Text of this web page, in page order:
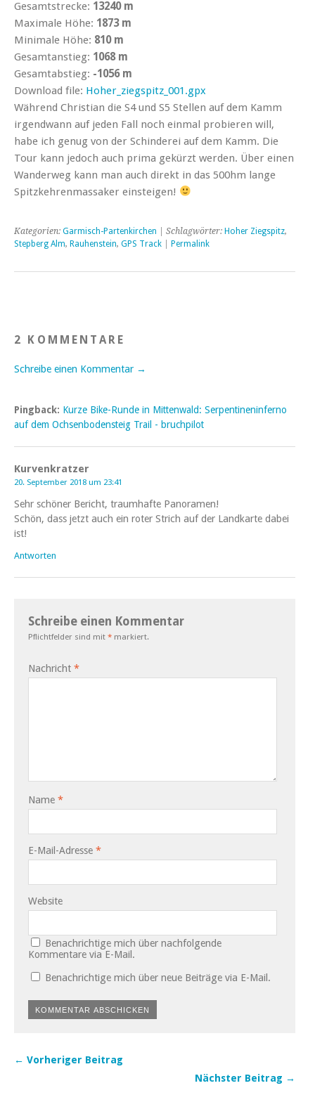
Gesamtstrecke: 13240 m
Maximale Höhe: 1873 m
Minimale Höhe: 810 m
Gesamtanstieg: 1068 m
Gesamtabstieg: -1056 m
Download file: Hoher_ziegspitz_001.gpx
Während Christian die S4 und S5 Stellen auf dem Kamm
irgendwann auf jeden Fall noch einmal probieren will,
habe ich genug von der Schinderei auf dem Kamm. Die
Tour kann jedoch auch prima gekürzt werden. Über einen
Wanderweg kann man auch direkt in das 500hm lange
Spitzkehrenmassaker einsteigen!
Kategorien: Garmisch-Partenkirchen | Schlagwörter: Hoher Ziegspitz,
Stepberg Alm, Rauhenstein, GPS Track Permalink
2 KOMMENTARE
Schreibe einen Kommentar →
Pingback: Kurze Bike-Runde in Mittenwald: Serpentineninferno
auf dem Ochsenbodensteig Trail - bruchpilot
Kurvenkratzer
20. September 2018 um 23:41
Sehr schöner Bericht, traumhafte Panoramen!
Schön, dass jetzt auch ein roter Strich auf der Landkarte dabei
ist!
Antworten
Schreibe einen Kommentar
Pflichtfelder sind mit * markiert.
Nachricht *
Name *
E-Mail-Adresse *
Website
Benachrichtige mich über nachfolgende
Kommentare via E-Mail.
Benachrichtige mich über neue Beiträge via E-Mail.
← Vorheriger Beitrag
Nächster Beitrag →